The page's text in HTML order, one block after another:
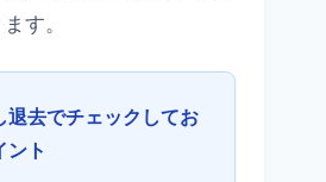
す。
退去でチェックしてお
ント